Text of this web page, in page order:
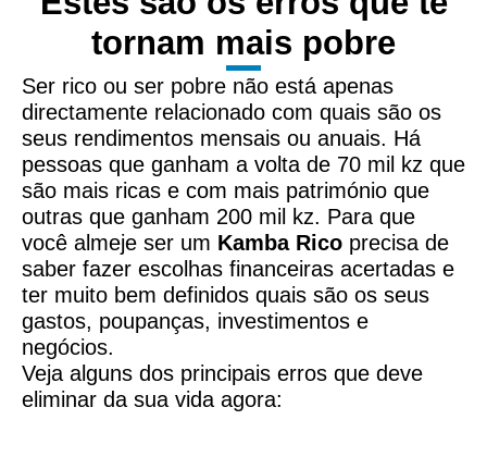
tornam mais pobre
Ser rico ou ser pobre não está apenas
directamente relacionado com quais são os
seus rendimentos mensais ou anuais. Há
pessoas que ganham a volta de 70 mil kz que
são mais ricas e com mais património que
outras que ganham 200 mil kz. Para que
você almeje ser um Kamba Rico precisa de
saber fazer escolhas financeiras acertadas e
ter muito bem definidos quais são os seus
gastos, poupanças, investimentos e
negócios.
Veja alguns dos principais erros que deve
eliminar da sua vida agora: